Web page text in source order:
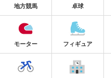
地方競馬 卓球
モーター フィギュア